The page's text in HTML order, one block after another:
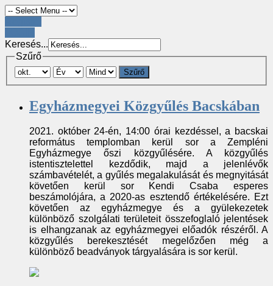
Keresés...
Szűrő
Szűrő
Egyházmegyei Közgyűlés Bacskában
2021. október 24-én, 14:00 órai kezdéssel, a bacskai
református templomban kerül sor a Zempléni
Egyházmegye őszi közgyűlésére. A közgyűlés
istentisztelettel kezdődik, majd a jelenlévők
számbavételét, a gyűlés megalakulását és megnyitását
követően kerül sor Kendi Csaba esperes
beszámolójára, a 2020-as esztendő értékelésére. Ezt
követően az egyházmegye és a gyülekezetek
különböző szolgálati területeit összefoglaló jelentések
is elhangzanak az egyházmegyei előadók részéről. A
közgyűlés berekesztését megelőzően még a
különböző beadványok tárgyalására is sor kerül.